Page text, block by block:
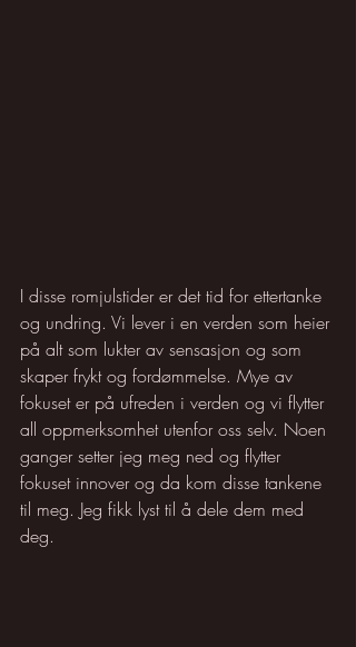
I disse romjulstider er det tid for ettertanke
og undring. Vi lever i en verden som heier
på alt som lukter av sensasjon og som
skaper frykt og fordømmelse. Mye av
fokuset er på ufreden i verden og vi flytter
all oppmerksomhet utenfor oss selv. Noen
ganger setter jeg meg ned og flytter
fokuset innover og da kom disse tankene
til meg. Jeg fikk lyst til å dele dem med
deg.